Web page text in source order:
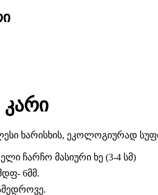
ხარისხის, ეკოლოგიურად
ჩარჩო მასიური ხე (3-4 სმ)
6მმ.